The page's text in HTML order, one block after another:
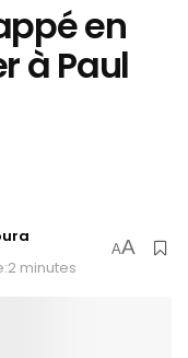
en
à Paul
minutes
AA